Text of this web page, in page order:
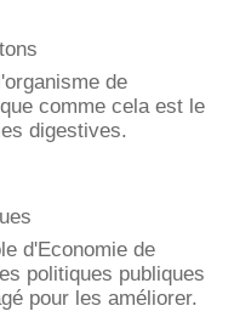
de
comme cela est le
digestives.
d'Economie de
politiques publiques
pour les améliorer.